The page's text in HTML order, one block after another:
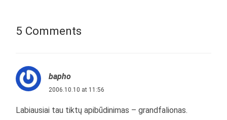
5 Comments
bapho
2006.10.10 at 11:56
Labiausiai tau tiktų apibūdinimas – grandfalionas.